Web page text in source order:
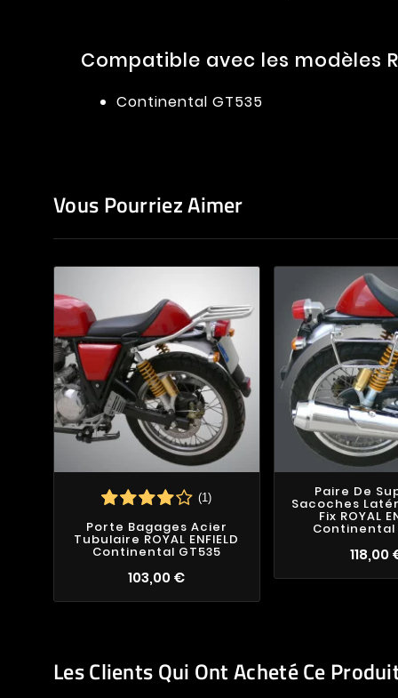
Compatible avec les modèles
Continental GT535
Vous Pourriez Aimer
(1)
Porte Bagages Acier
Tubulaire ROYAL ENFIELD
Continental GT535
103,00 €
Paire De
Sacoches
Fix ROYAL
Continental
118,00
Les Clients Qui Ont Acheté Ce